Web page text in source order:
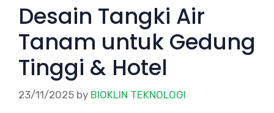
Desain Tangki Air
Tanam untuk Gedung
Tinggi & Hotel
23/11/2025 by BIOKLIN TEKNOLOGI